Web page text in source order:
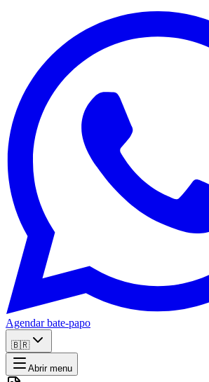
Agendar bate-papo
🇧🇷
Abrir menu